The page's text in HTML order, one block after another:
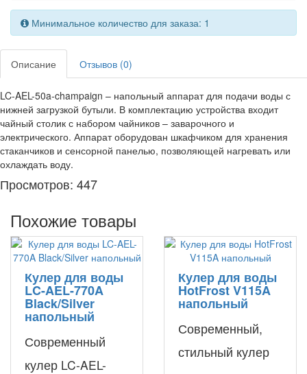
Минимальное количество для заказа: 1
Описание Отзывов (0)
LC-AEL-50a-champaign – напольный аппарат для подачи воды с
нижней загрузкой бутыли. В комплектацию устройства входит
чайный столик с набором чайников – заварочного и
электрического. Аппарат оборудован шкафчиком для хранения
стаканчиков и сенсорной панелью, позволяющей нагревать или
охлаждать воду.
Просмотров: 447
Похожие товары
Кулер для воды
LC-AEL-770A
Black/Silver
напольный
Современный
кулер LC-AEL-
Кулер для воды
HotFrost V115A
напольный
Современный,
стильный кулер